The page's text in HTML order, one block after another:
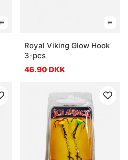
Royal Viking Glow Hook
3-pcs
46.90 DKK